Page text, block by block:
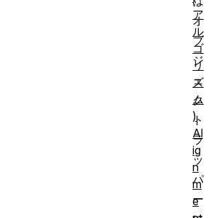
オ
ブ
ジ
ェ
ク
ト
ラ
ッ
パ
ー
ア
ル
ゴ
リ
ズ
ム
)
Al
ig
n
m
e